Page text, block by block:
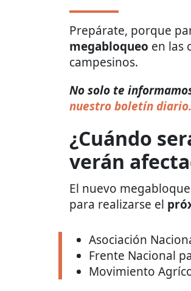
Prepárate, porque
megabloqueo en las
campesinos.
No solo te
nuestro boletín diario.
¿Cuándo
verán
El nuevo
para realizarse el
Asociación
Frente Nacional
Movimiento